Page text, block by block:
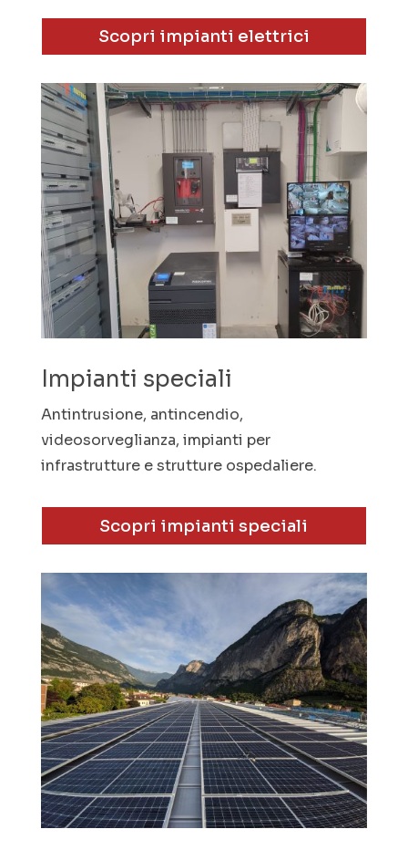
Scopri impianti elettrici
Impianti speciali
Antintrusione, antincendio,
videosorveglianza, impianti per
infrastrutture e strutture ospedaliere.
Scopri impianti speciali